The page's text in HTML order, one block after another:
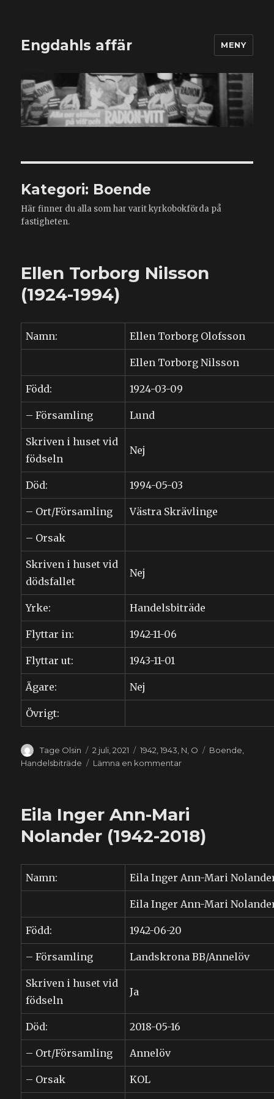
Engdahls affär MENY
Kategori: Boende
Här finner du alla som har varit kyrkobokförda på
fastigheten.
Ellen Torborg Nilsson
(1924-1994)
Namn: Ellen Torborg Olofsson
Ellen Torborg Nilsson
Född: 1924-03-09
– Församling Lund
Skriven i huset vid
födseln
Nej
Död: 1994-05-03
– Ort/Församling Västra Skrävlinge
– Orsak
Skriven i huset vid
dödsfallet
Nej
Yrke: Handelsbiträde
Flyttar in: 1942-11-06
Flyttar ut: 1943-11-01
Ägare: Nej
Övrigt:
Författare
Tage Olsin
Publicerat
den
2 juli, 2021 Kategorier
1942,1943, N, O Etiketter
Boende,
Handelsbiträde
Lämna en kommentartill
(1924-
1994)
Eila Inger Ann-Mari
Nolander (1942-2018)
Namn: Eila Inger Ann-Mari
Eila Inger Ann-Mari
Född: 1942-06-20
– Församling Landskrona BB/Annelöv
Skriven i huset vid
födseln
Ja
Död: 2018-05-16
– Ort/Församling Annelöv
– Orsak KOL